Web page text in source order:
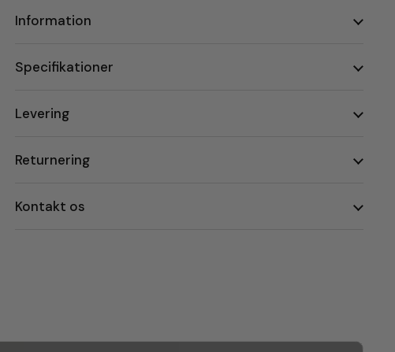
Information
Specifikationer
Levering
Returnering
Kontakt os